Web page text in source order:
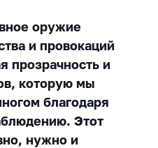
оружие
и провокаций
прозрачность и
которую мы
благодаря
Этот
нужно и